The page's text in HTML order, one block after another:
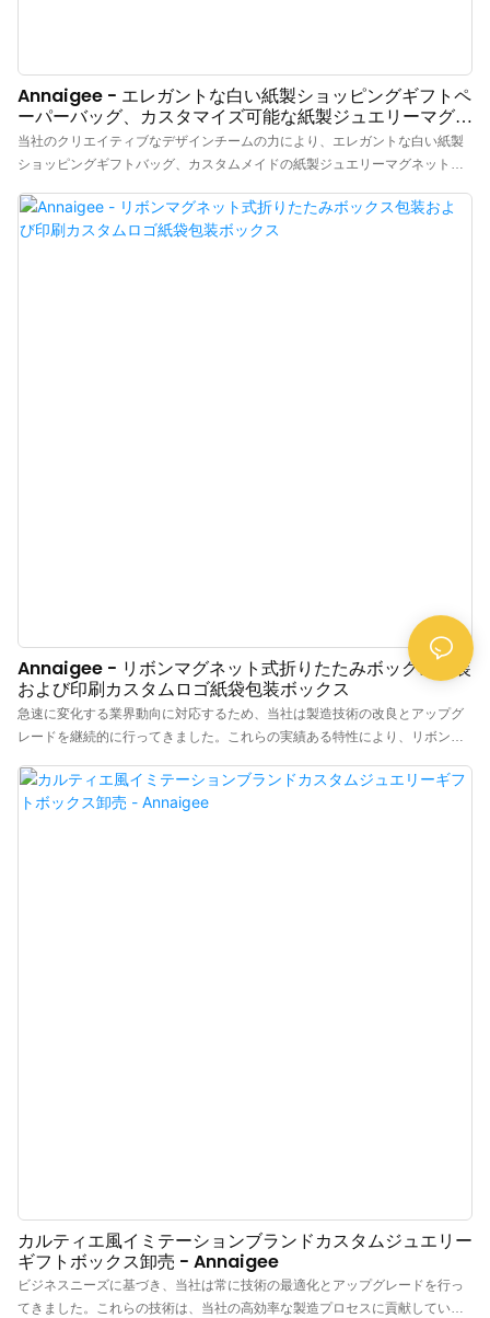
Annaigee - エレガントな白い紙製ショッピングギフトペ
ーパーバッグ、カスタマイズ可能な紙製ジュエリーマグネ
ットボックス、パッケージ包装箱
当社のクリエイティブなデザインチームの力により、エレガントな白い紙製
ショッピングギフトバッグ、カスタムメイドの紙製ジュエリーマグネットボ
しました。さらに、国際的な品質基準と規則に基づいて製造されているた
め、高品質が保証されています。このように多くの利点を備えたジュエリー
Annaigee - リボンマグネット式折りたたみボックス包装
および印刷カスタムロゴ紙袋包装ボックス
急速に変化する業界動向に対応するため、当社は製造技術の改良とアップグ
レードを継続的に行ってきました。これらの実績ある特性により、リボンマ
野において重要な役割を果たしています。
カルティエ風イミテーションブランドカスタムジュエリー
ギフトボックス卸売 - Annaigee
ビジネスニーズに基づき、当社は常に技術の最適化とアップグレードを行っ
てきました。これらの技術は、当社の高効率な製造プロセスに貢献していま